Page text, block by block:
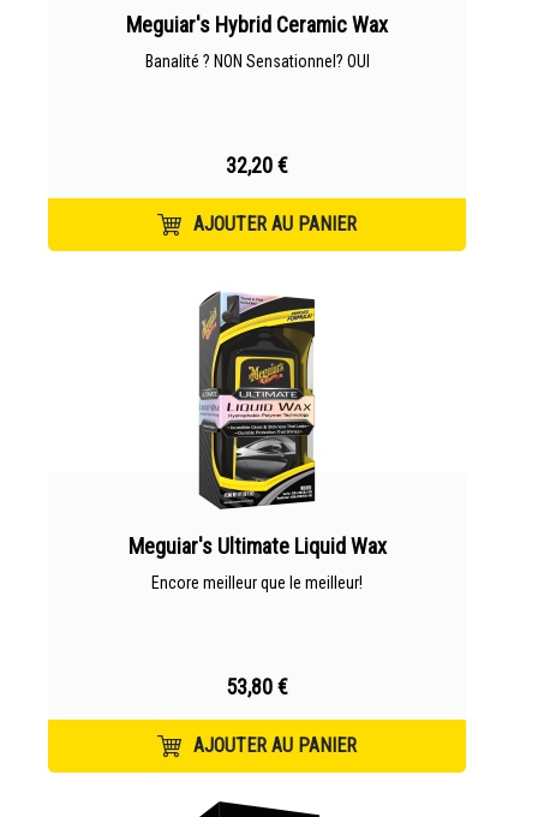
Meguiar's Hybrid Ceramic Wax
Banalité ? NON Sensationnel? OUI
32,20 €
AJOUTER AU PANIER
Meguiar's Ultimate Liquid Wax
Encore meilleur que le meilleur!
53,80 €
AJOUTER AU PANIER